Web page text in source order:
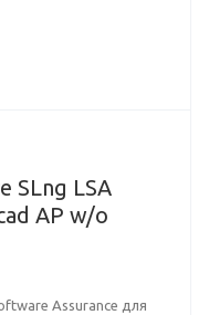
SLng LSA
AP w/o
Assurance для